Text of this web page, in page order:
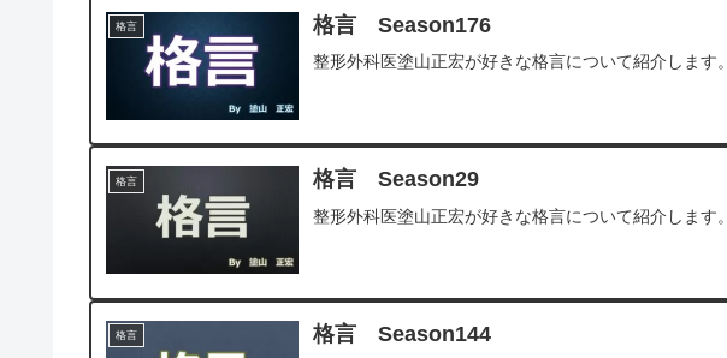
格言 格言 Season176
整形外科医塗山正宏が好きな格言について紹介します。
格言 格言 Season29
整形外科医塗山正宏が好きな格言について紹介します。
格言 格言 Season144